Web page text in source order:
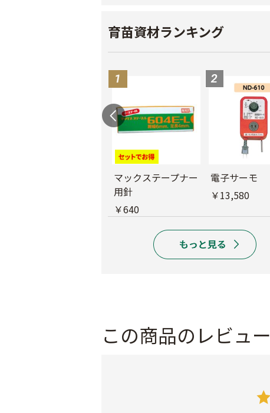
育苗資材ランキング
マックステープナー
用針
￥640
電子サーモ
￥13,580
この商品のレビュー